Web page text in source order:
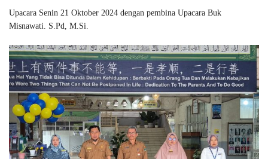
Upacara Senin 21 Oktober 2024 dengan pembina Upacara Buk
Misnawati. S.Pd, M.Si.